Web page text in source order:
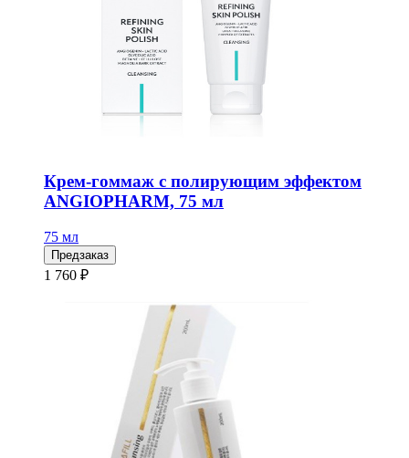
Крем-гоммаж с полирующим эффектом
ANGIOPHARM, 75 мл
75 мл
Предзаказ
1 760 ₽